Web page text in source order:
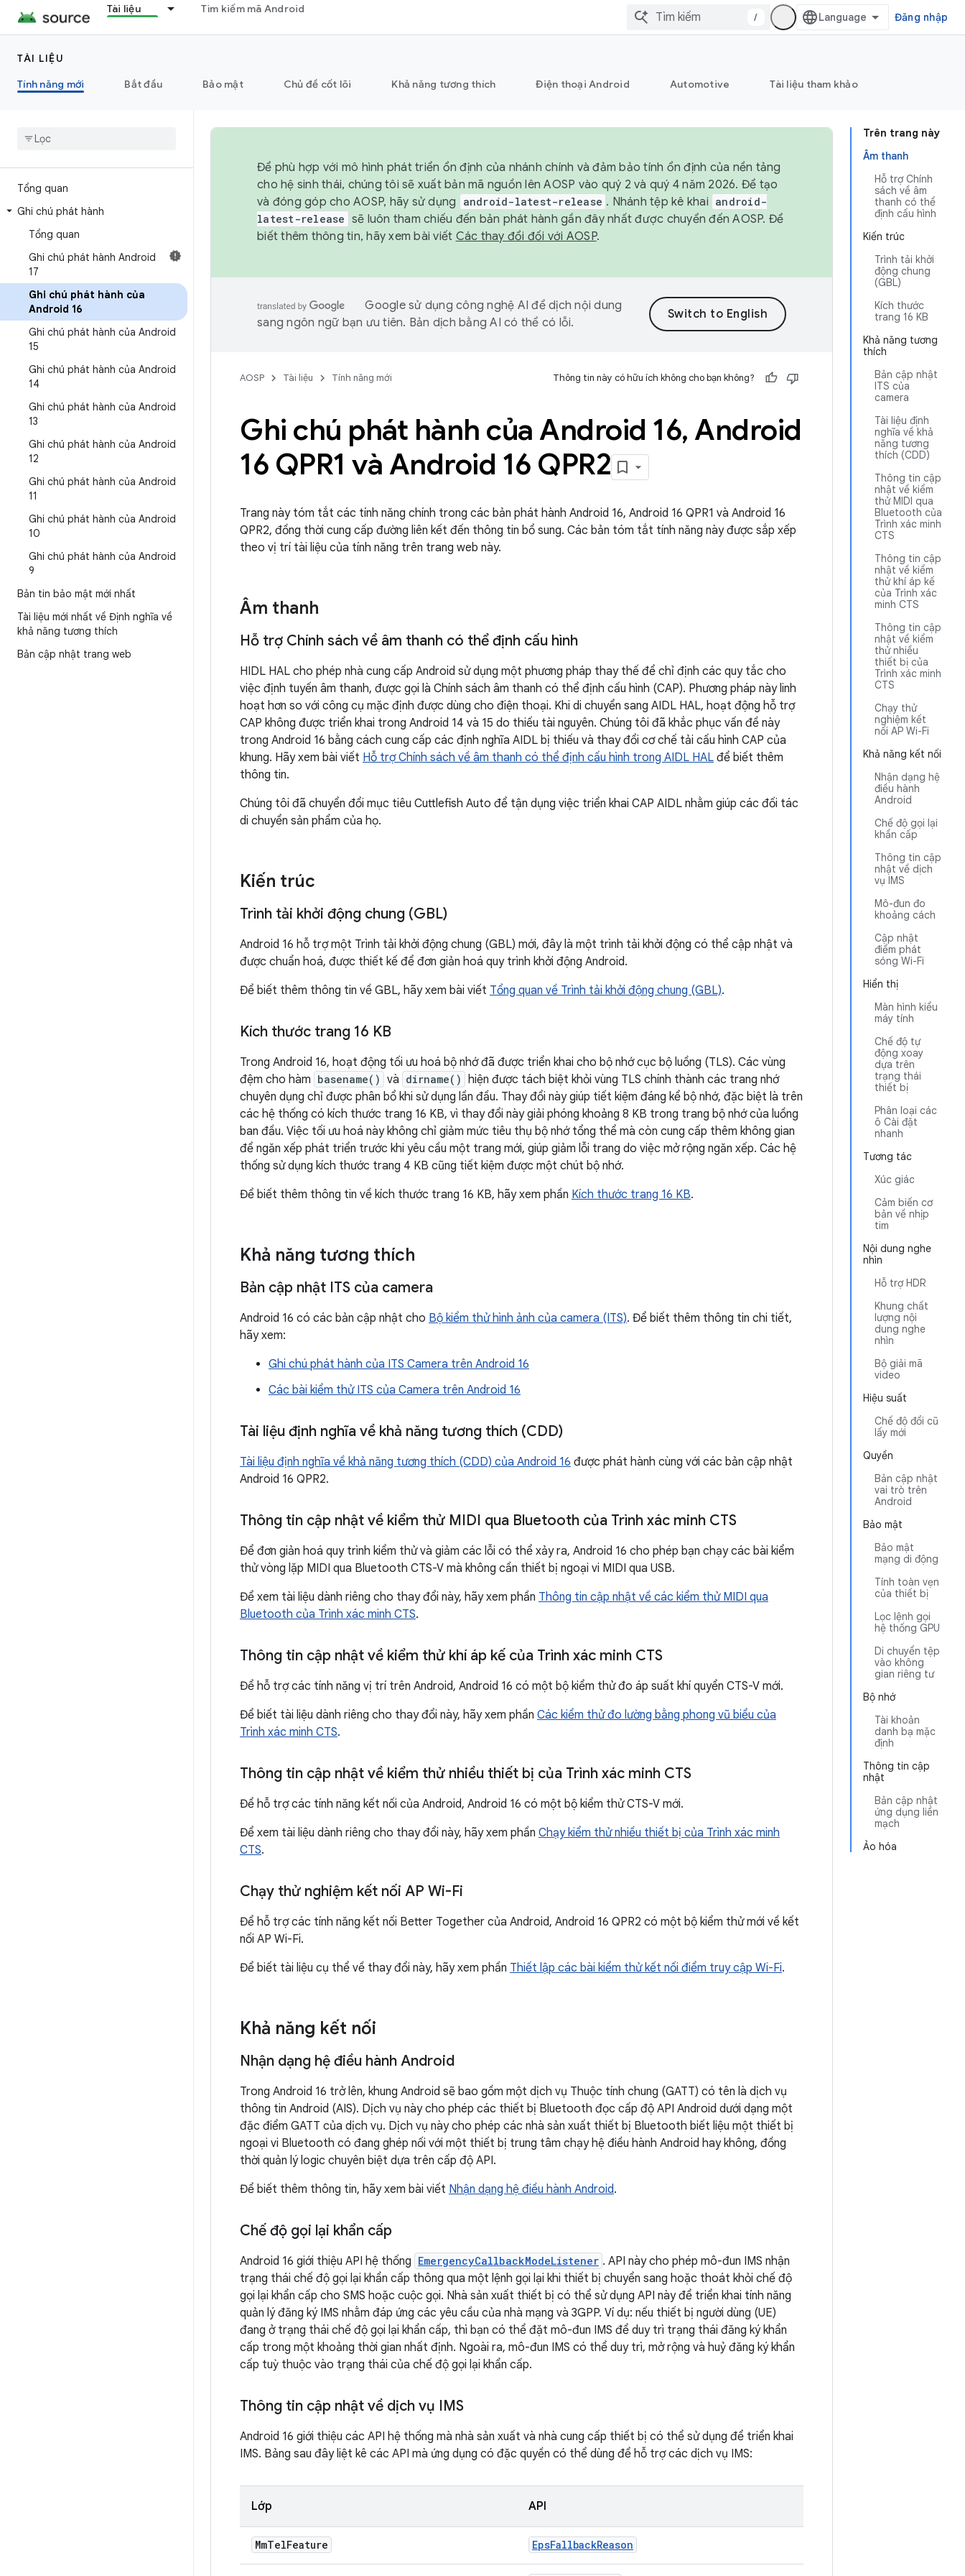
Tài liệu Tìm kiếm mã Android
/ Đăng nhập
TÀI LIỆU
Tính năng mới
Bắt đầu Bảo mật Chủ đề cốt lõi Khả năng tương thích Điện thoại Android Automotive Tài liệu tham khảo
Tổng quan
Ghi chú phát hành
Tổng quan
Ghi chú phát hành Android
17
Ghi chú phát hành của
Android 16
Ghi chú phát hành của Android
15
Ghi chú phát hành của Android
14
Ghi chú phát hành của Android
13
Ghi chú phát hành của Android
12
Ghi chú phát hành của Android
11
Ghi chú phát hành của Android
10
Ghi chú phát hành của Android
9
Bản tin bảo mật mới nhất
Tài liệu mới nhất về Định nghĩa về
khả năng tương thích
Bản cập nhật trang web
Trên trang này
Âm thanh
Hỗ trợ Chính
sách về âm
thanh có thể
định cấu hình
Kiến trúc
Trình tải khởi
động chung
(GBL)
Kích thước
trang 16 KB
Khả năng tương
thích
Bản cập nhật
ITS của
camera
Tài liệu định
nghĩa về khả
năng tương
thích (CDD)
Thông tin cập
nhật về kiểm
thử MIDI qua
Bluetooth của
Trình xác minh
CTS
Thông tin cập
nhật về kiểm
thử khí áp kế
của Trình xác
minh CTS
Thông tin cập
nhật về kiểm
thử nhiều
thiết bị của
Trình xác minh
CTS
Chạy thử
nghiệm kết
nối AP Wi-Fi
Khả năng kết nối
Nhận dạng hệ
điều hành
Android
Chế độ gọi lại
khẩn cấp
Thông tin cập
nhật về dịch
vụ IMS
Mô-đun đo
khoảng cách
Cập nhật
điểm phát
sóng Wi-Fi
Hiển thị
Màn hình kiểu
máy tính
Chế độ tự
động xoay
dựa trên
trạng thái
thiết bị
Phân loại các
ô Cài đặt
nhanh
Tương tác
Xúc giác
Cảm biến cơ
bản về nhịp
tim
Nội dung nghe
nhìn
Hỗ trợ HDR
Khung chất
lượng nội
dung nghe
nhìn
Bộ giải mã
video
Hiệu suất
Chế độ đổi cũ
lấy mới
Quyền
Bản cập nhật
vai trò trên
Android
Bảo mật
Bảo mật
mạng di động
Tính toàn vẹn
của thiết bị
Lọc lệnh gọi
hệ thống GPU
Di chuyển tệp
vào không
gian riêng tư
Bộ nhớ
Tài khoản
danh bạ mặc
định
Thông tin cập
nhật
Bản cập nhật
ứng dụng liền
mạch
Ảo hóa
Để phù hợp với mô hình phát triển ổn định của nhánh chính và đảm bảo tính ổn định của nền tảng
cho hệ sinh thái, chúng tôi sẽ xuất bản mã nguồn lên AOSP vào quý 2 và quý 4 năm 2026. Để tạo
và đóng góp cho AOSP, hãy sử dụng
android-latest-release . Nhánh tệp kê khai android-
latest-release sẽ luôn tham chiếu đến bản phát hành gần đây nhất được chuyển đến AOSP. Để
biết thêm thông tin, hãy xem bài viết Các thay đổi đối với AOSP.
Google sử dụng công nghệ AI để dịch nội dung
sang ngôn ngữ bạn ưu tiên. Bản dịch bằng AI có thể có lỗi.
AOSP Tài liệu Tính năng mới Thông tin này có hữu ích không cho bạn không?
Ghi chú phát hành của Android 16, Android
16 QPR1 và Android 16 QPR2
Trang này tóm tắt các tính năng chính trong các bản phát hành Android 16, Android 16 QPR1 và Android 16
QPR2, đồng thời cung cấp đường liên kết đến thông tin bổ sung. Các bản tóm tắt tính năng này được sắp xếp
theo vị trí tài liệu của tính năng trên trang web này.
Âm thanh
Hỗ trợ Chính sách về âm thanh có thể định cấu hình
HIDL HAL cho phép nhà cung cấp Android sử dụng một phương pháp thay thế để chỉ định các quy tắc cho
việc định tuyến âm thanh, được gọi là Chính sách âm thanh có thể định cấu hình (CAP). Phương pháp này linh
hoạt hơn so với công cụ mặc định được dùng cho điện thoại. Khi di chuyển sang AIDL HAL, hoạt động hỗ trợ
CAP không được triển khai trong Android 14 và 15 do thiếu tài nguyên. Chúng tôi đã khắc phục vấn đề này
trong Android 16 bằng cách cung cấp các định nghĩa AIDL bị thiếu và thay đổi cơ chế tải cấu hình CAP của
khung. Hãy xem bài viết Hỗ trợ Chính sách về âm thanh có thể định cấu hình trong AIDL HAL để biết thêm
thông tin.
Chúng tôi đã chuyển đổi mục tiêu Cuttlefish Auto để tận dụng việc triển khai CAP AIDL nhằm giúp các đối tác
di chuyển sản phẩm của họ.
Kiến trúc
Trình tải khởi động chung (GBL)
Android 16 hỗ trợ một Trình tải khởi động chung (GBL) mới, đây là một trình tải khởi động có thể cập nhật và
được chuẩn hoá, được thiết kế để đơn giản hoá quy trình khởi động Android.
Để biết thêm thông tin về GBL, hãy xem bài viết Tổng quan về Trình tải khởi động chung (GBL).
Kích thước trang 16 KB
Trong Android 16, hoạt động tối ưu hoá bộ nhớ đã được triển khai cho bộ nhớ cục bộ luồng (TLS). Các vùng
đệm cho hàm basename() và dirname() hiện được tách biệt khỏi vùng TLS chính thành các trang nhớ
chuyên dụng chỉ được phân bổ khi sử dụng lần đầu. Thay đổi này giúp tiết kiệm đáng kể bộ nhớ, đặc biệt là trên
các hệ thống có kích thước trang 16 KB, vì thay đổi này giải phóng khoảng 8 KB trong trang bộ nhớ của luồng
ban đầu. Việc tối ưu hoá này không chỉ giảm mức tiêu thụ bộ nhớ tổng thể mà còn cung cấp thêm không gian
để ngăn xếp phát triển trước khi yêu cầu một trang mới, giúp giảm lỗi trang do việc mở rộng ngăn xếp. Các hệ
thống sử dụng kích thước trang 4 KB cũng tiết kiệm được một chút bộ nhớ.
Để biết thêm thông tin về kích thước trang 16 KB, hãy xem phần Kích thước trang 16 KB.
Khả năng tương thích
Bản cập nhật ITS của camera
Android 16 có các bản cập nhật cho Bộ kiểm thử hình ảnh của camera (ITS). Để biết thêm thông tin chi tiết,
hãy xem:
Ghi chú phát hành của ITS Camera trên Android 16
Các bài kiểm thử ITS của Camera trên Android 16
Tài liệu định nghĩa về khả năng tương thích (CDD)
Tài liệu định nghĩa về khả năng tương thích (CDD) của Android 16 được phát hành cùng với các bản cập nhật
Android 16 QPR2.
Thông tin cập nhật về kiểm thử MIDI qua Bluetooth của Trình xác minh CTS
Để đơn giản hoá quy trình kiểm thử và giảm các lỗi có thể xảy ra, Android 16 cho phép bạn chạy các bài kiểm
thử vòng lặp MIDI qua Bluetooth CTS-V mà không cần thiết bị ngoại vi MIDI qua USB.
Để xem tài liệu dành riêng cho thay đổi này, hãy xem phần Thông tin cập nhật về các kiểm thử MIDI qua
Bluetooth của Trình xác minh CTS.
Thông tin cập nhật về kiểm thử khí áp kế của Trình xác minh CTS
Để hỗ trợ các tính năng vị trí trên Android, Android 16 có một bộ kiểm thử đo áp suất khí quyển CTS-V mới.
Để biết tài liệu dành riêng cho thay đổi này, hãy xem phần Các kiểm thử đo lường bằng phong vũ biểu của
Trình xác minh CTS.
Thông tin cập nhật về kiểm thử nhiều thiết bị của Trình xác minh CTS
Để hỗ trợ các tính năng kết nối của Android, Android 16 có một bộ kiểm thử CTS-V mới.
Để xem tài liệu dành riêng cho thay đổi này, hãy xem phần Chạy kiểm thử nhiều thiết bị của Trình xác minh
CTS.
Chạy thử nghiệm kết nối AP Wi-Fi
Để hỗ trợ các tính năng kết nối Better Together của Android, Android 16 QPR2 có một bộ kiểm thử mới về kết
nối AP Wi-Fi.
Để biết tài liệu cụ thể về thay đổi này, hãy xem phần Thiết lập các bài kiểm thử kết nối điểm truy cập Wi-Fi.
Khả năng kết nối
Nhận dạng hệ điều hành Android
Trong Android 16 trở lên, khung Android sẽ bao gồm một dịch vụ Thuộc tính chung (GATT) có tên là dịch vụ
thông tin Android (AIS). Dịch vụ này cho phép các thiết bị Bluetooth đọc cấp độ API Android dưới dạng một
đặc điểm GATT của dịch vụ. Dịch vụ này cho phép các nhà sản xuất thiết bị Bluetooth biết liệu một thiết bị
ngoại vi Bluetooth có đang ghép nối với một thiết bị trung tâm chạy hệ điều hành Android hay không, đồng
thời quản lý logic chuyên biệt dựa trên cấp độ API.
Để biết thêm thông tin, hãy xem bài viết Nhận dạng hệ điều hành Android.
Chế độ gọi lại khẩn cấp
Android 16 giới thiệu API hệ thống EmergencyCallbackModeListener . API này cho phép mô-đun IMS nhận
trạng thái chế độ gọi lại khẩn cấp thông qua một lệnh gọi lại khi thiết bị chuyển sang hoặc thoát khỏi chế độ
gọi lại khẩn cấp cho SMS hoặc cuộc gọi. Nhà sản xuất thiết bị có thể sử dụng API này để triển khai tính năng
quản lý đăng ký IMS nhằm đáp ứng các yêu cầu của nhà mạng và 3GPP. Ví dụ: nếu thiết bị người dùng (UE)
đang ở trạng thái chế độ gọi lại khẩn cấp, thì bạn có thể đặt mô-đun IMS để duy trì trạng thái đăng ký khẩn
cấp trong một khoảng thời gian nhất định. Ngoài ra, mô-đun IMS có thể duy trì, mở rộng và huỷ đăng ký khẩn
cấp tuỳ thuộc vào trạng thái của chế độ gọi lại khẩn cấp.
Thông tin cập nhật về dịch vụ IMS
Android 16 giới thiệu các API hệ thống mà nhà sản xuất và nhà cung cấp thiết bị có thể sử dụng để triển khai
IMS. Bảng sau đây liệt kê các API mà ứng dụng có đặc quyền có thể dùng để hỗ trợ các dịch vụ IMS:
Lớp API
MmTelFeature EpsFallbackReason